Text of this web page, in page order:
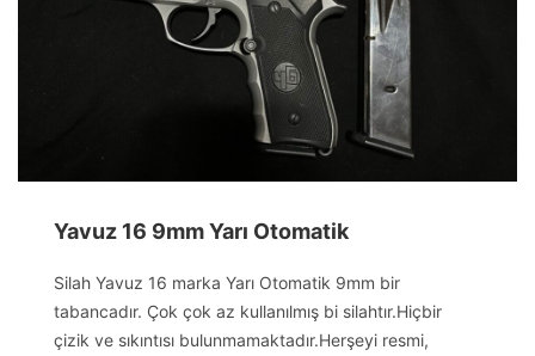
Yavuz 16 9mm Yarı Otomatik
Silah Yavuz 16 marka Yarı Otomatik 9mm bir
tabancadır. Çok çok az kullanılmış bi silahtır.Hiçbir
çizik ve sıkıntısı bulunmamaktadır.Herşeyi resmi,